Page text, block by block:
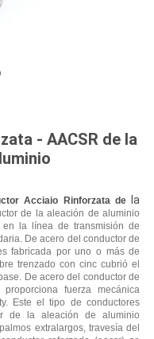
- AACSR de la
Acciaio Rinforzata dela
de la aleación de aluminio
en la línea de transmisión de
De acero del conductor de
fabricada por uno o más de
trenzado con cinc cubrió el
De acero del conductor de
fuerza mecánica
Este el tipo de conductores
de la aleación de aluminio
extralargos, travesía del